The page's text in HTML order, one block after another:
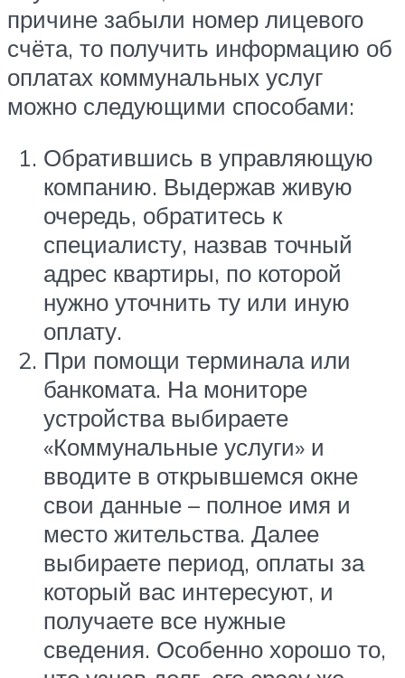
причине забыли номер лицевого
счёта, то получить информацию об
оплатах коммунальных услуг
можно следующими способами:
Обратившись в управляющую
компанию. Выдержав живую
очередь, обратитесь к
специалисту, назвав точный
адрес квартиры, по которой
нужно уточнить ту или иную
оплату.
При помощи терминала или
банкомата. На мониторе
устройства выбираете
«Коммунальные услуги» и
вводите в открывшемся окне
свои данные – полное имя и
место жительства. Далее
выбираете период, оплаты за
который вас интересуют, и
получаете все нужные
сведения. Особенно хорошо то,